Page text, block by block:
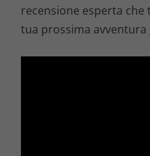
recensione esperta
tua prossima avventura